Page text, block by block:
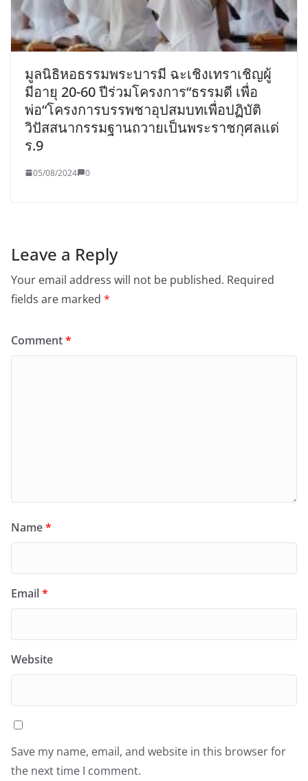
มูลนิธิหอธรรมพระบารมี ฉะเชิงเทราเชิญผู้
มีอายุ 20-60 ปีร่วมโครงการ“ธรรมดี เพื่อ
พ่อ“โครงการบรรพชาอุปสมบทเพื่อปฏิบัติ
วิปัสสนากรรมฐานถวายเป็นพระราชกุศลแด่
ร.9
05/08/2024 0
Leave a Reply
Your email address will not be published. Required
fields are marked *
Comment*
Name*
Email*
Website
Save my name, email, and website in this browser for
the next time I comment.